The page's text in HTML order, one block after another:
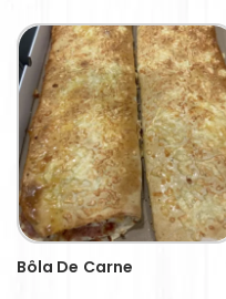
Bôla De Carne